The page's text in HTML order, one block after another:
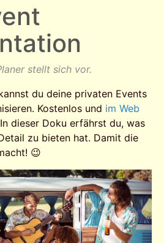
stellt sich vor.
du deine privaten Events
Kostenlos und im Web
dieser Doku erfährst du, was
zu bieten hat. Damit die
😉